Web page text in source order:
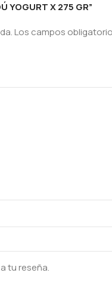
YOGURT X 275 GR”
Los campos
tu reseña.